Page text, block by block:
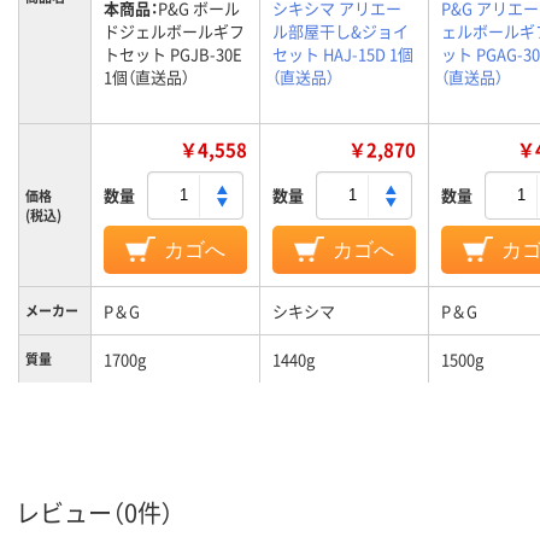
本商品：P&G ボール
ドジェルボールギフ
トセット PGJB-30E
1個（直送品）
シキシマ アリエー
ル部屋干し&ジョイ
セット HAJ-15D 1個
（直送品）
P&G アリエ
ェルボール
ット PGAG-
（直送品）
価格
(税込)
￥4,558
数量
カゴへ
￥2,870
数量
カゴへ
数量
カ
メーカー P＆G シキシマ P＆G
質量 1700g 1440g 1500g
レビュー（0件）